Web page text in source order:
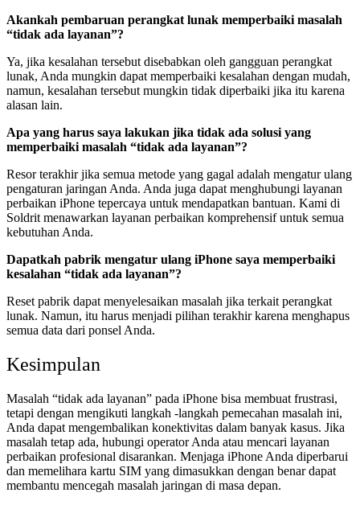
Akankah pembaruan perangkat lunak memperbaiki masalah
“tidak ada layanan”?
Ya, jika kesalahan tersebut disebabkan oleh gangguan perangkat
lunak, Anda mungkin dapat memperbaiki kesalahan dengan mudah,
namun, kesalahan tersebut mungkin tidak diperbaiki jika itu karena
alasan lain.
Apa yang harus saya lakukan jika tidak ada solusi yang
memperbaiki masalah “tidak ada layanan”?
Resor terakhir jika semua metode yang gagal adalah mengatur ulang
pengaturan jaringan Anda. Anda juga dapat menghubungi layanan
perbaikan iPhone tepercaya untuk mendapatkan bantuan. Kami di
Soldrit menawarkan layanan perbaikan komprehensif untuk semua
kebutuhan Anda.
Dapatkah pabrik mengatur ulang iPhone saya memperbaiki
kesalahan “tidak ada layanan”?
Reset pabrik dapat menyelesaikan masalah jika terkait perangkat
lunak. Namun, itu harus menjadi pilihan terakhir karena menghapus
semua data dari ponsel Anda.
Kesimpulan
Masalah “tidak ada layanan” pada iPhone bisa membuat frustrasi,
tetapi dengan mengikuti langkah -langkah pemecahan masalah ini,
Anda dapat mengembalikan konektivitas dalam banyak kasus. Jika
masalah tetap ada, hubungi operator Anda atau mencari layanan
perbaikan profesional disarankan. Menjaga iPhone Anda diperbarui
dan memelihara kartu SIM yang dimasukkan dengan benar dapat
membantu mencegah masalah jaringan di masa depan.